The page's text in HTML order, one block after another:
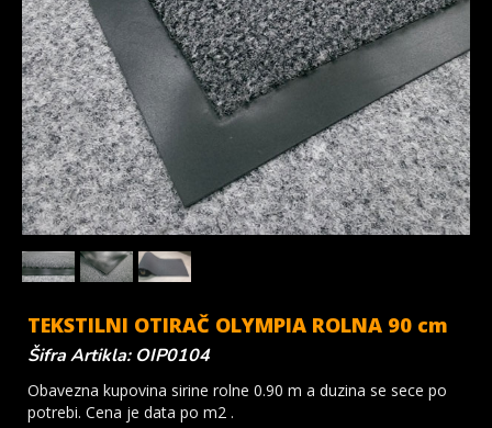
TEKSTILNI OTIRAČ OLYMPIA ROLNA 90 cm
Šifra Artikla: OIP0104
Obavezna kupovina sirine rolne 0.90 m a duzina se sece po
potrebi. Cena je data po m2 .